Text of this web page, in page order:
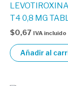
T4 0,8 MG
$0,67 IVA incluido
Añadir al